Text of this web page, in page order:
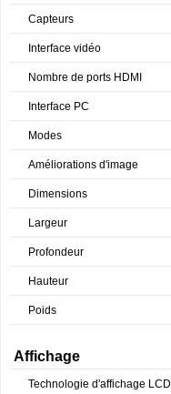
Capteurs
Interface vidéo
Nombre de ports HDMI
Interface PC
Modes
Améliorations d'image
Dimensions
Largeur
Profondeur
Hauteur
Poids
Affichage
Technologie d'affichage LCD